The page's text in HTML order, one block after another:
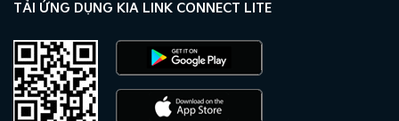
TẢI ỨNG DỤNG KIA LINK CONNECT LITE